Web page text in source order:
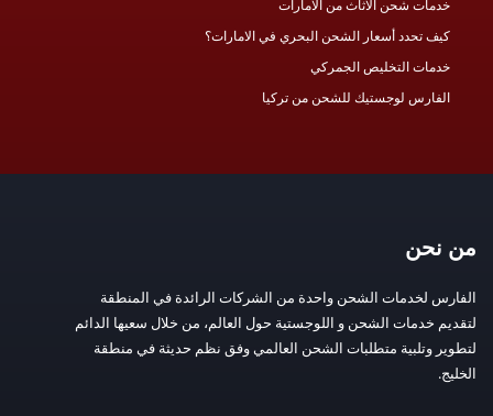
خدمات شحن الاثاث من الامارات
كيف تحدد أسعار الشحن البحري في الامارات؟
خدمات التخليص الجمركي
الفارس لوجستيك للشحن من تركيا
من نحن
الفارس لخدمات الشحن واحدة من الشركات الرائدة في المنطقة
لتقديم خدمات الشحن و اللوجستية حول العالم، من خلال سعيها الدائم
لتطوير وتلبية متطلبات الشحن العالمي وفق نظم حديثة في منطقة
الخليج.